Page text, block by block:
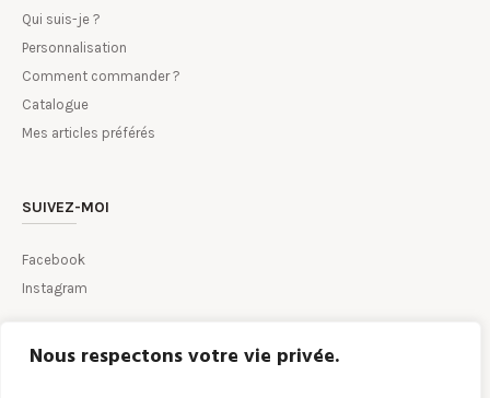
Nous respectons votre vie privée.
Qui suis-je ?
Personnalisation
Comment commander ?
Catalogue
Mes articles préférés
SUIVEZ-MOI
Facebook
Instagram